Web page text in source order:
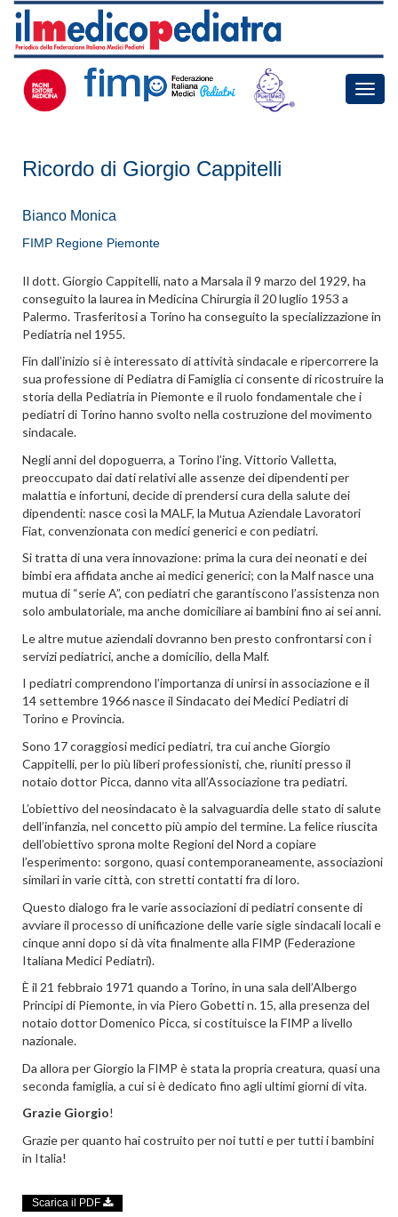
Toggle
Ricordo di Giorgio Cappitelli
Bianco Monica
FIMP Regione Piemonte
Il dott. Giorgio Cappitelli, nato a Marsala il 9 marzo del 1929, ha
conseguito la laurea in Medicina Chirurgia il 20 luglio 1953 a
Palermo. Trasferitosi a Torino ha conseguito la specializzazione in
Pediatria nel 1955.
Fin dall’inizio si è interessato di attività sindacale e ripercorrere la
sua professione di Pediatra di Famiglia ci consente di ricostruire la
storia della Pediatria in Piemonte e il ruolo fondamentale che i
pediatri di Torino hanno svolto nella costruzione del movimento
sindacale.
Negli anni del dopoguerra, a Torino l’ing. Vittorio Valletta,
preoccupato dai dati relativi alle assenze dei dipendenti per
malattia e infortuni, decide di prendersi cura della salute dei
dipendenti: nasce così la MALF, la Mutua Aziendale Lavoratori
Fiat, convenzionata con medici generici e con pediatri.
Si tratta di una vera innovazione: prima la cura dei neonati e dei
bimbi era affidata anche ai medici generici; con la Malf nasce una
mutua di “serie A”, con pediatri che garantiscono l’assistenza non
solo ambulatoriale, ma anche domiciliare ai bambini fino ai sei anni.
Le altre mutue aziendali dovranno ben presto confrontarsi con i
servizi pediatrici, anche a domicilio, della Malf.
I pediatri comprendono l’importanza di unirsi in associazione e il
14 settembre 1966 nasce il Sindacato dei Medici Pediatri di
Torino e Provincia.
Sono 17 coraggiosi medici pediatri, tra cui anche Giorgio
Cappitelli, per lo più liberi professionisti, che, riuniti presso il
notaio dottor Picca, danno vita all’Associazione tra pediatri.
L’obiettivo del neosindacato è la salvaguardia delle stato di salute
dell’infanzia, nel concetto più ampio del termine. La felice riuscita
dell’obiettivo sprona molte Regioni del Nord a copiare
l’esperimento: sorgono, quasi contemporaneamente, associazioni
similari in varie città, con stretti contatti fra di loro.
Questo dialogo fra le varie associazioni di pediatri consente di
avviare il processo di unificazione delle varie sigle sindacali locali e
cinque anni dopo si dà vita finalmente alla FIMP (Federazione
Italiana Medici Pediatri).
È il 21 febbraio 1971 quando a Torino, in una sala dell’Albergo
Principi di Piemonte, in via Piero Gobetti n. 15, alla presenza del
notaio dottor Domenico Picca, si costituisce la FIMP a livello
nazionale.
Da allora per Giorgio la FIMP è stata la propria creatura, quasi una
seconda famiglia, a cui si è dedicato fino agli ultimi giorni di vita.
Grazie Giorgio!
Grazie per quanto hai costruito per noi tutti e per tutti i bambini
in Italia!
Scarica il PDF